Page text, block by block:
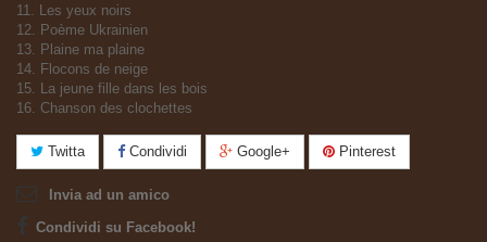
11. Les yeux noirs
12. Poème Ukrainien
13. Plaine ma plaine
14. Flocons de neige
15. La jeune fille dans les bois
16. Chanson des clochettes
Twitta Condividi Google+ Pinterest
Invia ad un amico
Condividi su Facebook!